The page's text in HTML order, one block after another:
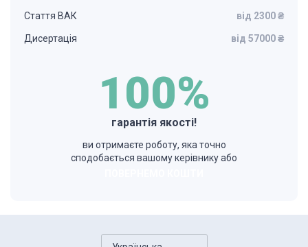
Стаття ВАК від 2300 ₴
Дисертація від 57000 ₴
100%
гарантія якості!
ви отримаєте роботу, яка точно
сподобається вашому керівнику або